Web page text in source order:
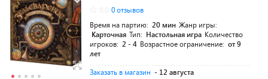
0 отзывов
Время на партию: 20 мин Жанр игры:
Карточная Тип: Настольная игра Количество
игроков: 2 - 4 Возрастное ограничение: от 9
лет
Заказать в магазин - 12 августа